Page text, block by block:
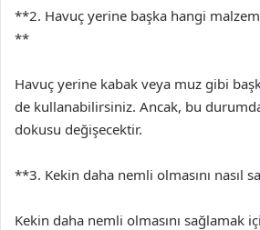
**2. Havuç yerine başka hangi
**
Havuç yerine kabak veya muz gibi
de kullanabilirsiniz. Ancak, bu
dokusu değişecektir.
**3. Kekin daha nemli olmasını nasıl
Kekin daha nemli olmasını sağlamak